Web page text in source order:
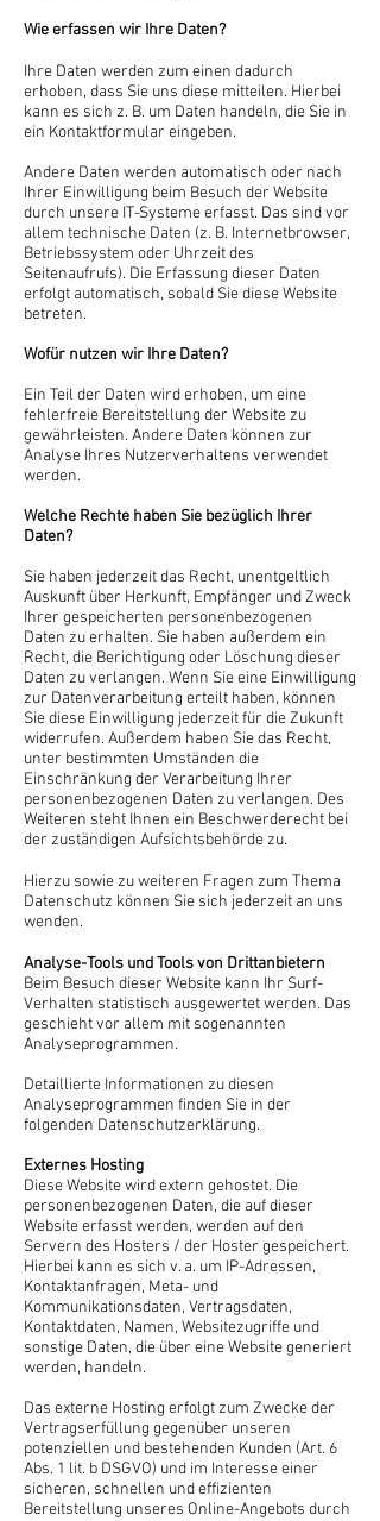
Wie erfassen wir Ihre Daten?
Ihre Daten werden zum einen dadurch
erhoben, dass Sie uns diese mitteilen. Hierbei
kann es sich z. B. um Daten handeln, die Sie in
ein Kontaktformular eingeben.
Andere Daten werden automatisch oder nach
Ihrer Einwilligung beim Besuch der Website
durch unsere IT-Systeme erfasst. Das sind vor
allem technische Daten (z. B. Internetbrowser,
Betriebssystem oder Uhrzeit des
Seitenaufrufs). Die Erfassung dieser Daten
erfolgt automatisch, sobald Sie diese Website
betreten.
Wofür nutzen wir Ihre Daten?
Ein Teil der Daten wird erhoben, um eine
fehlerfreie Bereitstellung der Website zu
gewährleisten. Andere Daten können zur
Analyse Ihres Nutzerverhaltens verwendet
werden.
Welche Rechte haben Sie bezüglich Ihrer
Daten?
Sie haben jederzeit das Recht, unentgeltlich
Auskunft über Herkunft, Empfänger und Zweck
Ihrer gespeicherten personenbezogenen
Daten zu erhalten. Sie haben außerdem ein
Recht, die Berichtigung oder Löschung dieser
Daten zu verlangen. Wenn Sie eine Einwilligung
zur Datenverarbeitung erteilt haben, können
Sie diese Einwilligung jederzeit für die Zukunft
widerrufen. Außerdem haben Sie das Recht,
unter bestimmten Umständen die
Einschränkung der Verarbeitung Ihrer
personenbezogenen Daten zu verlangen. Des
Weiteren steht Ihnen ein Beschwerderecht bei
der zuständigen Aufsichtsbehörde zu.
Hierzu sowie zu weiteren Fragen zum Thema
Datenschutz können Sie sich jederzeit an uns
wenden.
Analyse-Tools und Tools von Dritt­anbietern
Beim Besuch dieser Website kann Ihr Surf-
Verhalten statistisch ausgewertet werden. Das
geschieht vor allem mit sogenannten
Analyseprogrammen.
Detaillierte Informationen zu diesen
Analyseprogrammen finden Sie in der
folgenden Datenschutzerklärung.
Externes Hosting
Diese Website wird extern gehostet. Die
personenbezogenen Daten, die auf dieser
Website erfasst werden, werden auf den
Servern des Hosters / der Hoster gespeichert.
Hierbei kann es sich v. a. um IP-Adressen,
Kontaktanfragen, Meta- und
Kommunikationsdaten, Vertragsdaten,
Kontaktdaten, Namen, Websitezugriffe und
sonstige Daten, die über eine Website generiert
werden, handeln.
Das externe Hosting erfolgt zum Zwecke der
Vertragserfüllung gegenüber unseren
potenziellen und bestehenden Kunden (Art. 6
Abs. 1 lit. b DSGVO) und im Interesse einer
sicheren, schnellen und effizienten
Bereitstellung unseres Online-Angebots durch